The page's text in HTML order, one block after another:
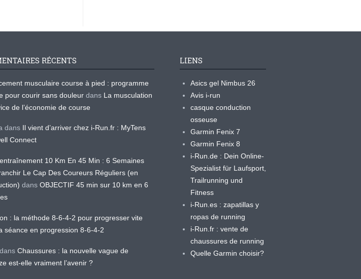
RÉCENTS
musculaire course à pied : programme
pour courir sans douleur dans La musculation
de l’économie de course
dans Il vient d’arriver chez i-Run.fr : MyTens
Connect
10 Km En 45 Min : 6 Semaines
Le Cap Des Coureurs Réguliers (en
dans OBJECTIF 45 min sur 10 km en 6
: la méthode 8-6-4-2 pour progresser vite
séance en progression 8-6-4-2
dans Chaussures : la nouvelle vague de
est-elle vraiment l’avenir ?
LIENS
Asics gel Nimbus 26
Avis i-run
casque conduction
osseuse
Garmin Fenix 7
Garmin Fenix 8
i-Run.de : Dein Online-
Spezialist für Laufsport,
Trailrunning und
Fitness
i-Run.es : zapatillas y
ropas de running
i-Run.fr : vente de
chaussures de running
Quelle Garmin choisir?